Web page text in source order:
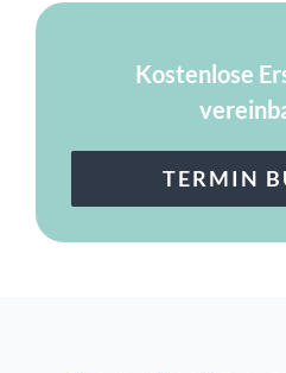
Kostenlose
TERMIN